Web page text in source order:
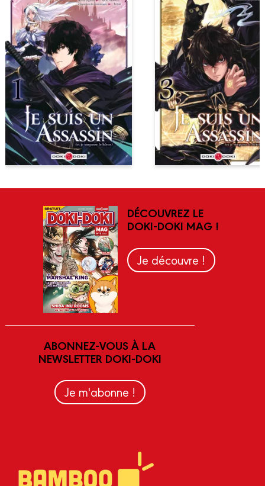
DÉCOUVREZ LE
DOKI-DOKI MAG !
Je découvre !
ABONNEZ-VOUS À LA
NEWSLETTER DOKI-DOKI
Je m'abonne !